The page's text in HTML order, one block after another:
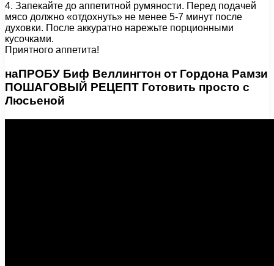
4. Запекайте до аппетитной румяности. Перед подачей
мясо должно «отдохнуть» не менее 5-7 минут после
духовки. После аккуратно нарежьте порционными
кусочками.
Приятного аппетита!
наПРОБУ Биф Веллингтон от Гордона Рамзи
ПОШАГОВЫЙ РЕЦЕПТ Готовить просто с
Люсьеной